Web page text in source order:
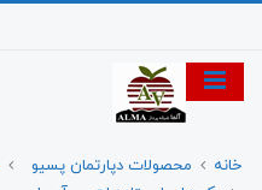
خانه محصولات دپارتمان پسیو